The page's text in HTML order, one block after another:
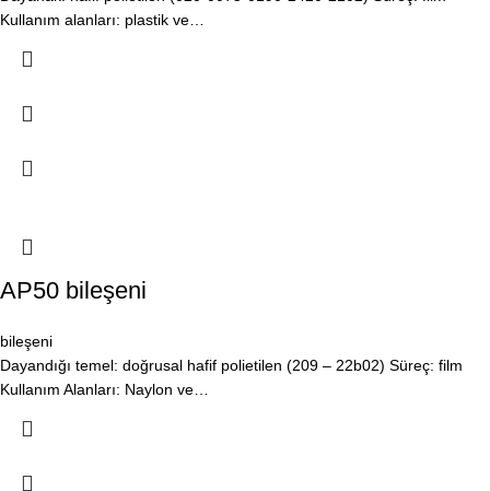
Kullanım alanları: plastik ve…
AP50 bileşeni
bileşeni
Dayandığı temel: doğrusal hafif polietilen (209 – 22b02) Süreç: film
Kullanım Alanları: Naylon ve…